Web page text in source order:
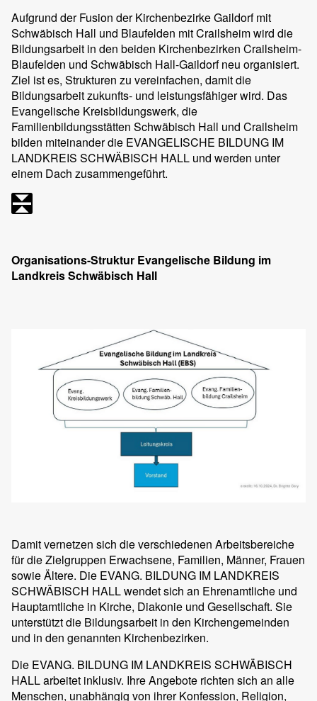
Aufgrund der Fusion der Kirchenbezirke Gaildorf mit
Schwäbisch Hall und Blaufelden mit Crailsheim wird die
Bildungsarbeit in den beiden Kirchenbezirken Crailsheim-
Blaufelden und Schwäbisch Hall-Gaildorf neu organisiert.
Ziel ist es, Strukturen zu vereinfachen, damit die
Bildungsarbeit zukunfts- und leistungsfähiger wird. Das
Evangelische Kreisbildungswerk, die
Familienbildungsstätten Schwäbisch Hall und Crailsheim
bilden miteinander die EVANGELISCHE BILDUNG IM
LANDKREIS SCHWÄBISCH HALL und werden unter
einem Dach zusammengeführt.
Organisations-Struktur Evangelische Bildung im
Landkreis Schwäbisch Hall
Damit vernetzen sich die verschiedenen Arbeitsbereiche
für die Zielgruppen Erwachsene, Familien, Männer, Frauen
sowie Ältere. Die EVANG. BILDUNG IM LANDKREIS
SCHWÄBISCH HALL wendet sich an Ehrenamtliche und
Hauptamtliche in Kirche, Diakonie und Gesellschaft. Sie
unterstützt die Bildungsarbeit in den Kirchengemeinden
und in den genannten Kirchenbezirken.
Die EVANG. BILDUNG IM LANDKREIS SCHWÄBISCH
HALL arbeitet inklusiv. Ihre Angebote richten sich an alle
Menschen, unabhängig von ihrer Konfession, Religion,